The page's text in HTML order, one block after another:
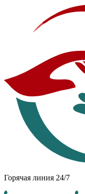
Горячая линия 24/7